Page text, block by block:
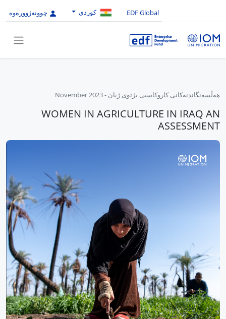
EDF Global کوردی چوونەژوورەوە
هەڵسەنگاندنەکانی کاروکاسبی بژێوی ژیان -
November 2023
WOMEN IN AGRICULTURE IN IRAQ AN
ASSESSMENT